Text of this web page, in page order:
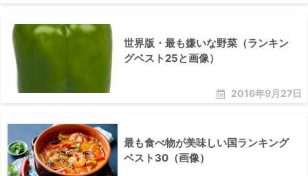
2016年9月27日
世界版・最も嫌いな野菜（ランキン
グベスト25と画像）
最も食べ物が美味しい国ランキング
ベスト30（画像）